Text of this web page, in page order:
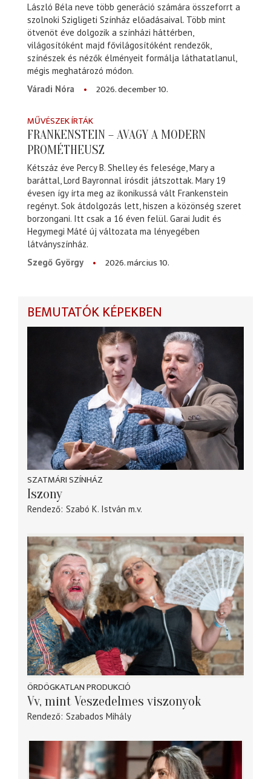
László Béla neve több generáció számára összeforrt a
szolnoki Szigligeti Színház előadásaival. Több mint
ötvenöt éve dolgozik a színházi háttérben,
világosítóként majd fővilágosítóként rendezők,
színészek és nézők élményeit formálja láthatatlanul,
mégis meghatározó módon.
Váradi Nóra
2026. december 10.
MŰVÉSZEK ÍRTÁK
FRANKENSTEIN – AVAGY A MODERN
PROMÉTHEUSZ
Kétszáz éve Percy B. Shelley és felesége, Mary a
baráttal, Lord Bayronnal írósdit játszottak. Mary 19
évesen így írta meg az ikonikussá vált Frankenstein
regényt. Sok átdolgozás lett, hiszen a közönség szeret
borzongani. Itt csak a 16 éven felül. Garai Judit és
Hegymegi Máté új változata ma lényegében
látványszínház.
Szegő György
2026. március 10.
BEMUTATÓK KÉPEKBEN
SZATMÁRI SZÍNHÁZ
Iszony
Rendező Szabó K. István m.v.
ÖRDÖGKATLAN PRODUKCIÓ
Vv, mint Veszedelmes viszonyok
Rendező Szabados Mihály